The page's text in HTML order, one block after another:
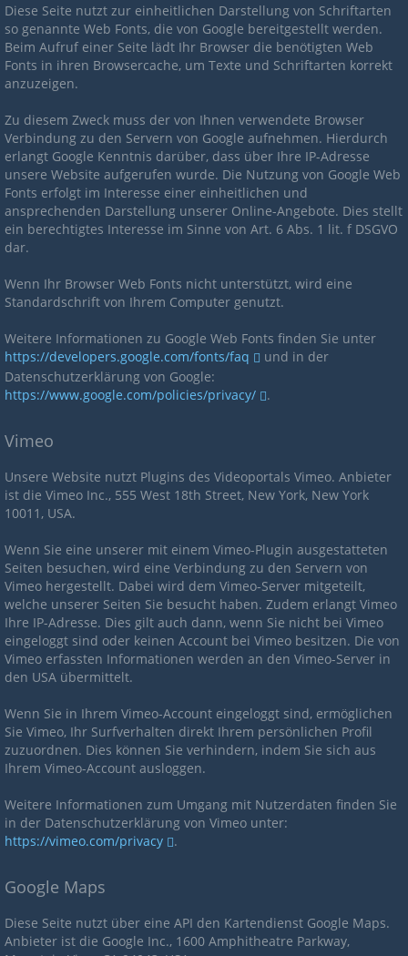
Diese Seite nutzt zur einheitlichen Darstellung von Schriftarten
so genannte Web Fonts, die von Google bereitgestellt werden.
Beim Aufruf einer Seite lädt Ihr Browser die benötigten Web
Fonts in ihren Browsercache, um Texte und Schriftarten korrekt
anzuzeigen.
Zu diesem Zweck muss der von Ihnen verwendete Browser
Verbindung zu den Servern von Google aufnehmen. Hierdurch
erlangt Google Kenntnis darüber, dass über Ihre IP-Adresse
unsere Website aufgerufen wurde. Die Nutzung von Google Web
Fonts erfolgt im Interesse einer einheitlichen und
ansprechenden Darstellung unserer Online-Angebote. Dies stellt
ein berechtigtes Interesse im Sinne von Art. 6 Abs. 1 lit. f DSGVO
dar.
Wenn Ihr Browser Web Fonts nicht unterstützt, wird eine
Standardschrift von Ihrem Computer genutzt.
Weitere Informationen zu Google Web Fonts finden Sie unter
https://developers.google.com/fonts/faq
und in der
Datenschutzerklärung von Google:
https://www.google.com/policies/privacy/
.
Vimeo
Unsere Website nutzt Plugins des Videoportals Vimeo. Anbieter
ist die Vimeo Inc., 555 West 18th Street, New York, New York
10011, USA.
Wenn Sie eine unserer mit einem Vimeo-Plugin ausgestatteten
Seiten besuchen, wird eine Verbindung zu den Servern von
Vimeo hergestellt. Dabei wird dem Vimeo-Server mitgeteilt,
welche unserer Seiten Sie besucht haben. Zudem erlangt Vimeo
Ihre IP-Adresse. Dies gilt auch dann, wenn Sie nicht bei Vimeo
eingeloggt sind oder keinen Account bei Vimeo besitzen. Die von
Vimeo erfassten Informationen werden an den Vimeo-Server in
den USA übermittelt.
Wenn Sie in Ihrem Vimeo-Account eingeloggt sind, ermöglichen
Sie Vimeo, Ihr Surfverhalten direkt Ihrem persönlichen Profil
zuzuordnen. Dies können Sie verhindern, indem Sie sich aus
Ihrem Vimeo-Account ausloggen.
Weitere Informationen zum Umgang mit Nutzerdaten finden Sie
in der Datenschutzerklärung von Vimeo unter:
https://vimeo.com/privacy
.
Google Maps
Diese Seite nutzt über eine API den Kartendienst Google Maps.
Anbieter ist die Google Inc., 1600 Amphitheatre Parkway,